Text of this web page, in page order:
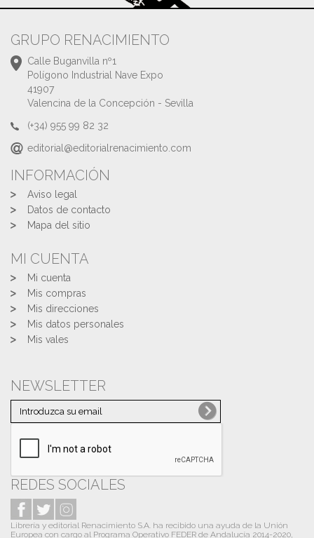
GRUPO RENACIMIENTO
Calle Buganvilla nº1
Polígono Industrial Nave Expo
41907
Valencina de la Concepción - Sevilla
(+34) 955 99 82 32
editorial@editorialrenacimiento.com
INFORMACIÓN
Aviso legal
Datos de contacto
Mapa del sitio
MI CUENTA
Mi cuenta
Mis compras
Mis direcciones
Mis datos personales
Mis vales
NEWSLETTER
REDES SOCIALES
Librería y editorial Renacimiento S.A. ha recibido una ayuda de la Unión
Europea con cargo al Programa Operativo FEDER de Andalucía 2014-2020,